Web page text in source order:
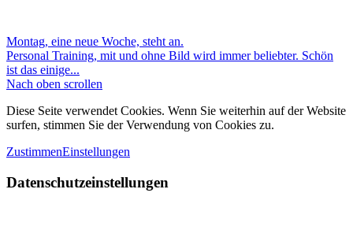
Montag, eine neue Woche, steht an.
Personal Training, mit und ohne Bild wird immer beliebter. Schön
ist das einige...
Nach oben scrollen
Diese Seite verwendet Cookies. Wenn Sie weiterhin auf der Website
surfen, stimmen Sie der Verwendung von Cookies zu.
ZustimmenEinstellungen
Datenschutzeinstellungen